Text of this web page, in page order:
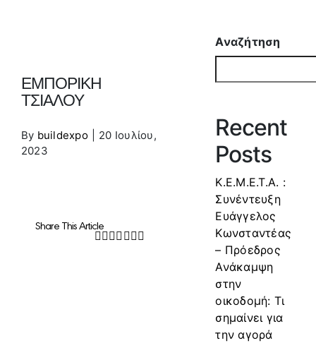
ΕΜΠΟΡΙΚΗ
ΤΣΙΑΛΟΥ
By buildexpo
20 Ιουλίου,
2023
Share This Article
Facebook
Twitter
LinkedIn
WhatsApp
Tumblr
Pinterest
Αναζήτηση
Recent
Posts
Κ.Ε.Μ.Ε.Τ.Α. :
Συνέντευξη
Ευάγγελος
Κωνσταντέας
– Πρόεδρος
Ανάκαμψη
στην
οικοδομή: Τι
σημαίνει για
την αγορά